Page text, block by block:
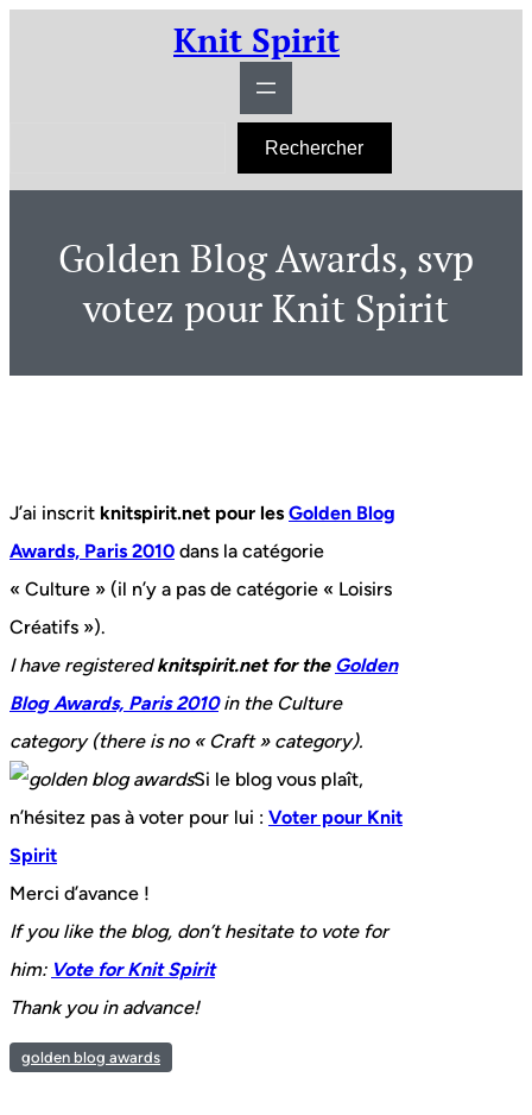
Knit Spirit
h
Rechercher
Golden Blog Awards, svp
votez pour Knit Spirit
J’ai inscrit knitspirit.net pour les Golden Blog
Awards, Paris 2010 dans la catégorie
« Culture » (il n’y a pas de catégorie « Loisirs
Créatifs »).
I have registeredknitspirit.net for the Golden
Blog Awards, Paris 2010in the Culture
category (there is no « Craft » category).
Si le blog vous plaît,
n’hésitez pas à voter pour lui : Voter pour Knit
Spirit
Merci d’avance !
If you like the blog, don’t hesitate to vote for
him: Vote for Knit Spirit
Thank you in advance!
golden blog awards